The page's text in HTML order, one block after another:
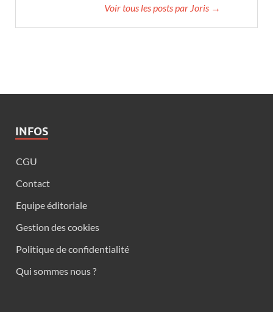
Voir tous les posts par Joris →
INFOS
CGU
Contact
Equipe éditoriale
Gestion des cookies
Politique de confidentialité
Qui sommes nous ?